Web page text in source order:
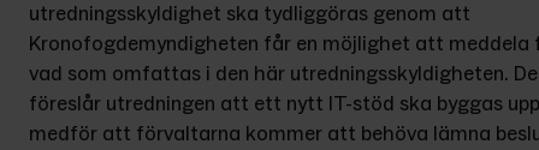
utredningsskyldighet ska tydliggöras genom att
Kronofogdemyndigheten får en möjlighet att
vad som omfattas i den här utredningsskyldigheten.
föreslår utredningen att ett nytt IT-stöd ska byggas
medför att förvaltarna kommer att behöva lämna